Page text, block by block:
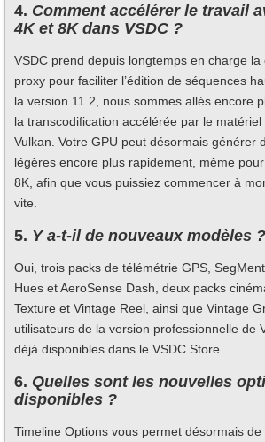
4. Comment accélérer le travail
4K et 8K dans VSDC ?
VSDC prend depuis longtemps en charge
proxy pour faciliter l’édition de séquences
la version 11.2, nous sommes allés encore
la transcodification accélérée par le matériel
Vulkan. Votre GPU peut désormais générer
légères encore plus rapidement, même
8K, afin que vous puissiez commencer à
vite.
5. Y a-t-il de nouveaux modèles ?
Oui, trois packs de télémétrie GPS,
Hues et AeroSense Dash, deux packs
Texture et Vintage Reel, ainsi que Vintage
utilisateurs de la version professionnelle de
déjà disponibles dans le VSDC Store.
6. Quelles sont les nouvelles
disponibles ?
Timeline Options vous permet désormais de